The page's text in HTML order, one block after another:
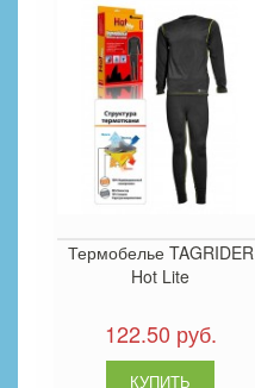
Термобелье TAGRIDER
Hot Lite
122.50 руб.